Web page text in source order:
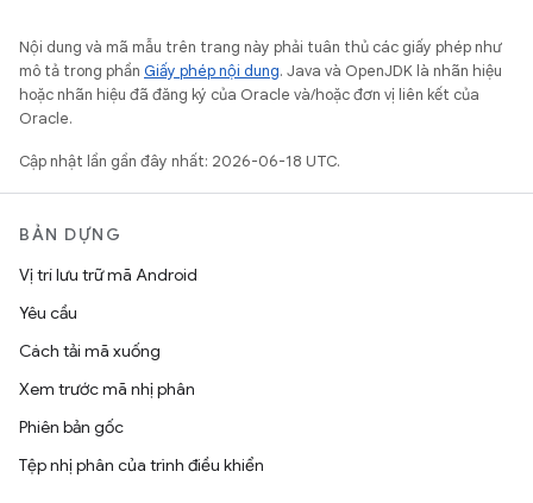
Nội dung và mã mẫu trên trang này phải tuân thủ các giấy phép như
mô tả trong phần Giấy phép nội dung. Java và OpenJDK là nhãn hiệu
hoặc nhãn hiệu đã đăng ký của Oracle và/hoặc đơn vị liên kết của
Oracle.
Cập nhật lần gần đây nhất: 2026-06-18 UTC.
BẢN DỰNG
Vị trí lưu trữ mã Android
Yêu cầu
Cách tải mã xuống
Xem trước mã nhị phân
Phiên bản gốc
Tệp nhị phân của trình điều khiển